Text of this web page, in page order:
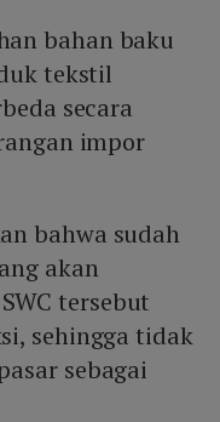
bahan baku
tekstil
secara
impor
bahwa sudah
akan
tersebut
sehingga tidak
sebagai